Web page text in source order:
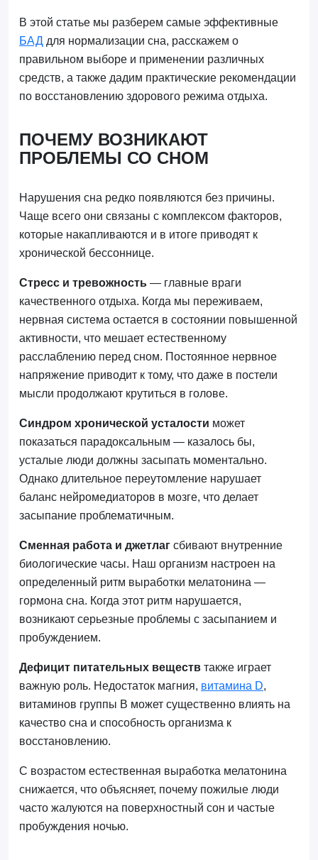
В этой статье мы разберем самые эффективные
БАДдля нормализации сна, расскажем о
правильном выборе и применении различных
средств, а также дадим практические рекомендации
по восстановлению здорового режима отдыха.
ПОЧЕМУ ВОЗНИКАЮТ
ПРОБЛЕМЫ СО СНОМ
Нарушения сна редко появляются без причины.
Чаще всего они связаны с комплексом факторов,
которые накапливаются и в итоге приводят к
хронической бессоннице.
Стресс и тревожность— главные враги
качественного отдыха. Когда мы переживаем,
нервная система остается в состоянии повышенной
активности, что мешает естественному
расслаблению перед сном. Постоянное нервное
напряжение приводит к тому, что даже в постели
мысли продолжают крутиться в голове.
Синдром хронической усталости может
показаться парадоксальным — казалось бы,
усталые люди должны засыпать моментально.
Однако длительное переутомление нарушает
баланс нейромедиаторов в мозге, что делает
засыпание проблематичным.
Сменная работа и джетлагсбивают внутренние
биологические часы. Наш организм настроен на
определенный ритм выработки мелатонина —
гормона сна. Когда этот ритм нарушается,
возникают серьезные проблемы с засыпанием и
пробуждением.
Дефицит питательных веществтакже играет
важную роль. Недостаток магния, витамина D,
витаминов группы B может существенно влиять на
качество сна и способность организма к
восстановлению.
С возрастом естественная выработка мелатонина
снижается, что объясняет, почему пожилые люди
часто жалуются на поверхностный сон и частые
пробуждения ночью.